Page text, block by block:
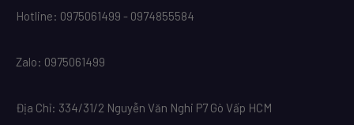
Hotline: 0975061499 - 0974855584
Zalo: 0975061499
Địa Chỉ: 334/31/2 Nguyễn Văn Nghi P7 Gò Vấp HCM